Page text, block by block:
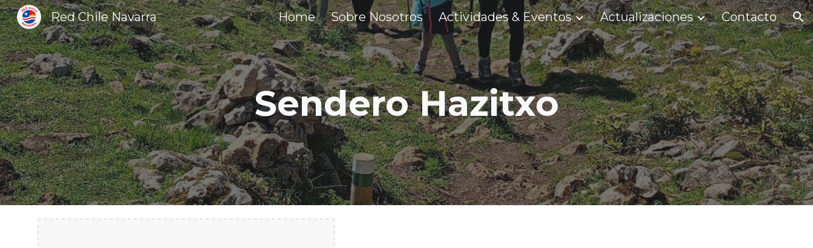
Skip to main content Skip to navigation
Red Chile Navarra Home Sobre Nosotros Actividades & Eventos Actualizaciones Contacto
Sendero Hazitxo